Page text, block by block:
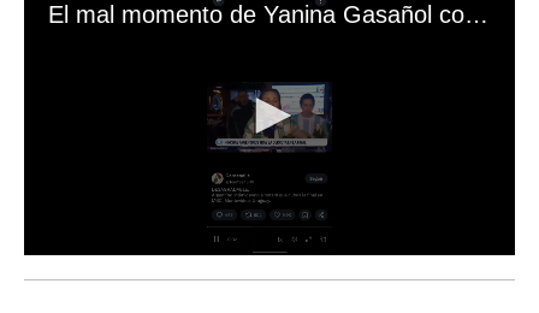
El mal momento de Yanina Gasañol con un hincha argentino en "Subrayado"
s